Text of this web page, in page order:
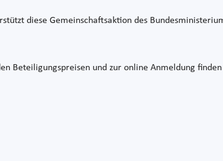
diese Gemeinschaftsaktion des
Beteiligungspreisen und zur online Anmeldung finden